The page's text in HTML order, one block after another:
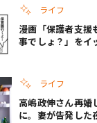
ライフ
漫画「保護者支援
事でしょ？」をイ
ライフ
高嶋政伸さん再婚
に。妻が告発した